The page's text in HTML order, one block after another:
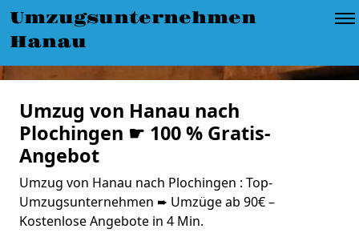
Umzugsunternehmen
Hanau
Umzug von Hanau nach
Plochingen ☛ 100 % Gratis-
Angebot
Umzug von Hanau nach Plochingen : Top-
Umzugsunternehmen ➨ Umzüge ab 90€ –
Kostenlose Angebote in 4 Min.